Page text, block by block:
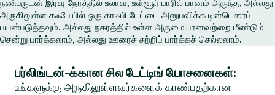
நண்பருடன் இரவு நேரத்தில் உலாவ, உள்ளூர் பாரில் பானம் அருந்த, அல்லது
அருகிலுள்ள கஃபேயில் ஒரு காஃபி டேட்டை அனுபவிக்க டின்டெரைப்
பயன்படுத்தவும். அல்லது நகரத்தில் உள்ள அருமையானவற்றை மீண்டும்
சென்று பார்க்கலாம், அல்லது ஊரைச் சுற்றிப் பார்க்கச் செல்லலாம்.
பர்லிங்டன்-க்கான சில டேட்டிங் யோசனைகள்:
உங்களுக்கு அருகிலுள்ளவர்களைக் காண்பதற்கான